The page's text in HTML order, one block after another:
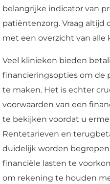
belangrijke indicator van
patiëntenzorg. Vraag altijd
met een overzicht van alle
Veel klinieken bieden
financieringsopties om de
te maken. Het is echter
voorwaarden van een
te bekijken voordat u
Rentetarieven en
duidelijk worden
financiële lasten te
om rekening te houden